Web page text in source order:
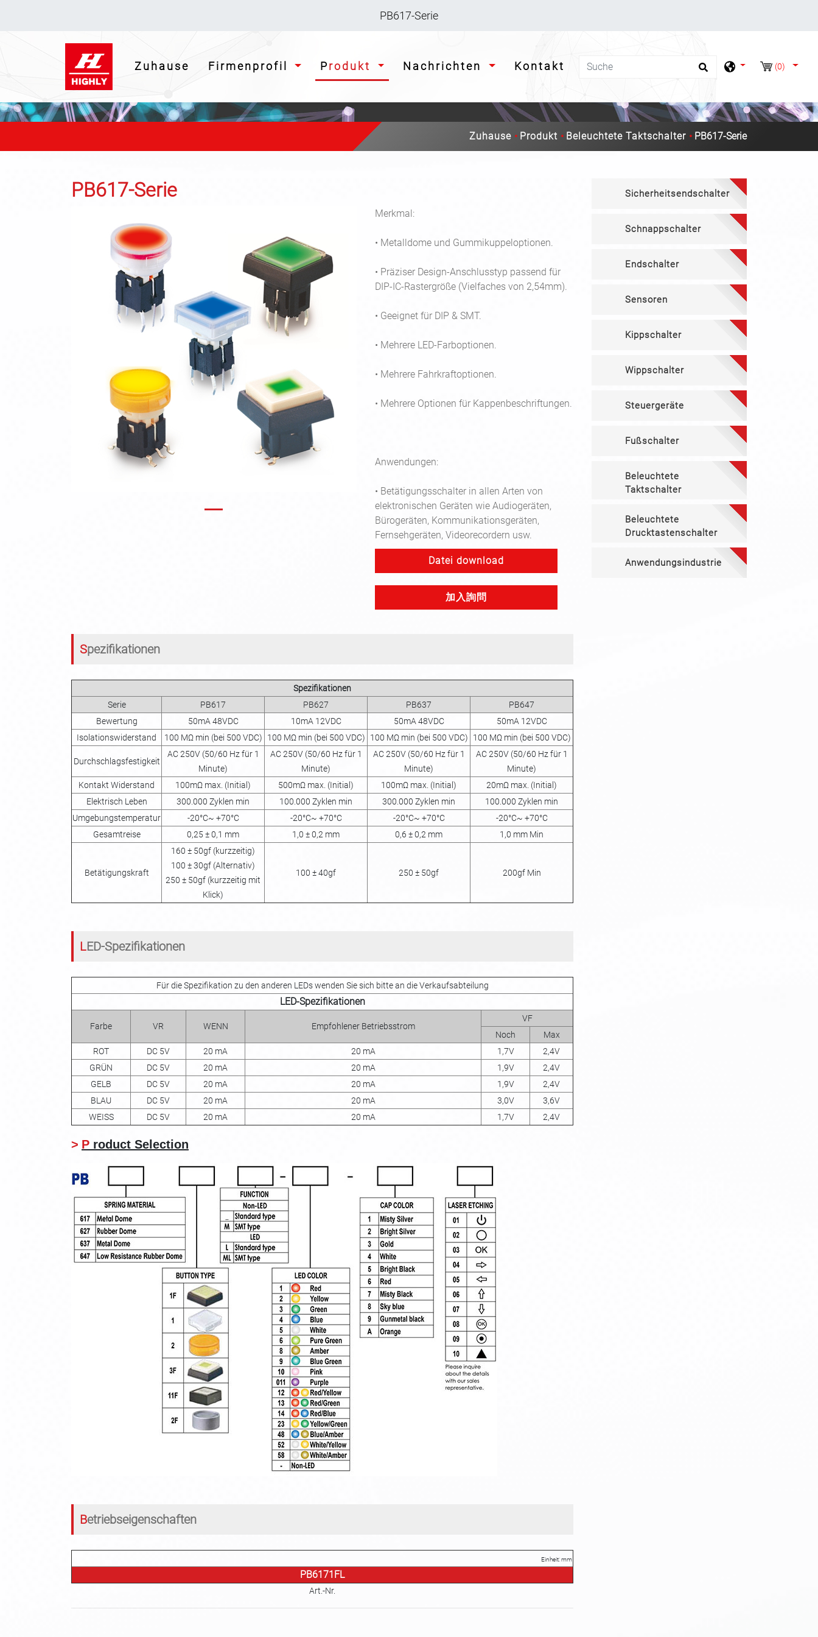
PB617-Serie
Zuhause (current)
Firmenprofil Produkt Nachrichten Kontakt (0)
Zuhause Produkt Beleuchtete Taktschalter PB617-Serie
Sicherheitsendschalter
Schnappschalter
Endschalter
Sensoren
Kippschalter
Wippschalter
Steuergeräte
Fußschalter
Beleuchtete
Taktschalter
Beleuchtete
Drucktastenschalter
Anwendungsindustrie
PB617-Serie
Previous
Merkmal:
• Metalldome und Gummikuppeloptionen.
• Präziser Design-Anschlusstyp passend für
DIP-IC-Rastergröße (Vielfaches von 2,54mm).
• Geeignet für DIP & SMT.
• Mehrere LED-Farboptionen.
• Mehrere Fahrkraftoptionen.
• Mehrere Optionen für Kappenbeschriftungen.
Anwendungen:
• Betätigungsschalter in allen Arten von
elektronischen Geräten wie Audiogeräten,
Bürogeräten, Kommunikationsgeräten,
Fernsehgeräten, Videorecordern usw.
Datei download
加入詢問
Spezifikationen
Spezifikationen
Serie
PB617 PB627 PB637
PB647
Bewertung
50mA 48VDC 10mA 12VDC 50mA 48VDC
50mA 12VDC
Isolationswiderstand
100 MΩ min (bei 500 VDC) 100 MΩ min (bei 500 VDC) 100 MΩ min (bei 500 VDC) 100 MΩ min (bei 500 VDC)
Durchschlagsfestigkeit
AC 250V (50/60 Hz für 1
Minute)
AC 250V (50/60 Hz für 1
Minute)
AC 250V (50/60 Hz für 1
Minute)
AC 250V (50/60 Hz für 1
Minute)
Kontakt Widerstand
100mΩ max. (Initial) 500mΩ max. (Initial) 100mΩ max. (Initial)
20mΩ max. (Initial)
Elektrisch Leben
300.000 Zyklen min 100.000 Zyklen min 300.000 Zyklen min
100.000 Zyklen min
Umgebungstemperatur
-20°C~ +70°C -20°C~ +70°C -20°C~ +70°C
-20°C~ +70°C
Gesamtreise
0,25 ± 0,1 mm 1,0 ± 0,2 mm 0,6 ± 0,2 mm 1,0 mm Min
Betätigungskraft
160 ± 50gf (kurzzeitig)
100 ± 30gf (Alternativ)
250 ± 50gf (kurzzeitig mit
Klick)
100 ± 40gf 250 ± 50gf 200gf Min
LED-Spezifikationen
Für die Spezifikation zu den anderen LEDs wenden Sie sich bitte an die Verkaufsabteilung
LED-Spezifikationen
Farbe VR WENN Empfohlener Betriebsstrom
VF
Noch
Max
ROT
DC 5V 20 mA 20 mA 1,7V
2,4V
GRÜN
DC 5V 20 mA 20 mA 1,9V
2,4V
GELB
DC 5V 20 mA 20 mA 1,9V
2,4V
BLAU
DC 5V 20 mA 20 mA 3,0V
3,6V
WEISS
DC 5V 20 mA 20 mA 1,7V 2,4V
> P roduct Selection
Betriebseigenschaften
Einheit: mm
PB6171FL
Art.-Nr.